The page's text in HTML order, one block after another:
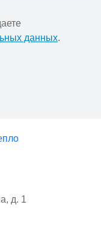
данных.
д. 1